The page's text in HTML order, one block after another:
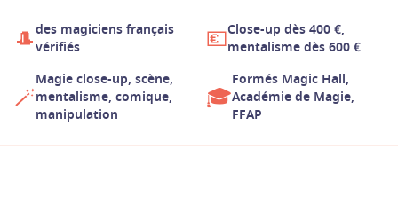
🎩des magiciens français
vérifiés
💶Close-up dès 400 €,
mentalisme dès 600 €
🪄
Magie close-up, scène,
mentalisme, comique,
manipulation
🎓
Formés Magic Hall,
Académie de Magie,
FFAP